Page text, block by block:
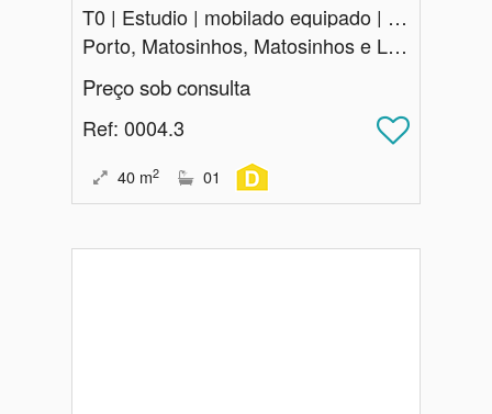
T0 | Estudio | mobilado equipado | Matosinhos
Porto, Matosinhos, Matosinhos e Leça da Palmeira
Preço sob consulta
Ref: 0004.3
40 m2 01